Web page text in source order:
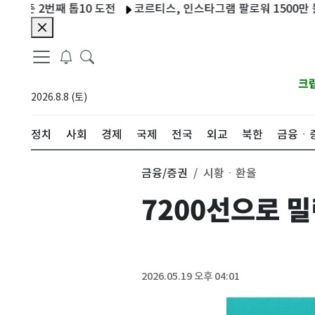
째 톱10 도전 코르티스, 인스타그램 팔로워 1500만 돌파…
2026.8.8 (토)
크
정치 사회 경제 국제 전국 외교 북한 금융ㆍ
금융/증권 시황ㆍ환율
7200선으로
2026.05.19 오후 04:01